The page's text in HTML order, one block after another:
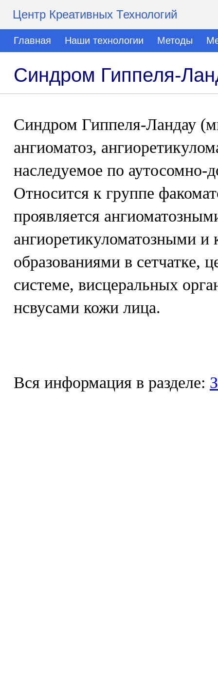
Центр Креативных Технологий
Главная Наши технологии Методы
Синдром Гиппеля-
Синдром Гиппеля-Ландау
ангиоматоз,
наследуемое по аутосомно-
Относится к группе
проявляется
ангиоретикуломатозными и
образованиями в сетчатке,
системе, висцеральных
нсвусами кожи лица.
Вся информация в разделе: